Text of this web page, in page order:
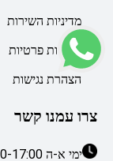
מדיניות השירות
מדיניות פרטיות
הצהרת נגישות
צרו עמנו קשר
ימי א-ה 09:00-17:00 (בתיאום מראש) יום ו' וערבי חג (סגור)